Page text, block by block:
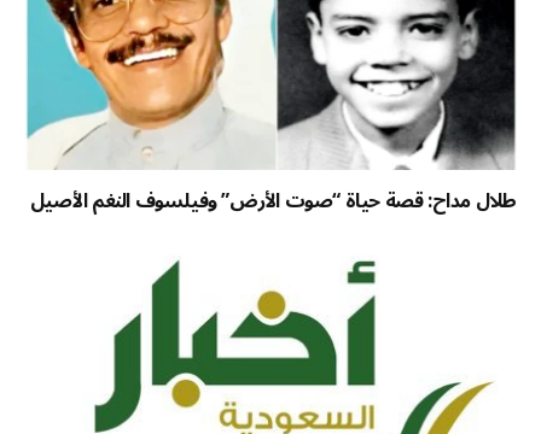
طلال مداح: قصة حياة “صوت الأرض” وفيلسوف النغم الأصيل